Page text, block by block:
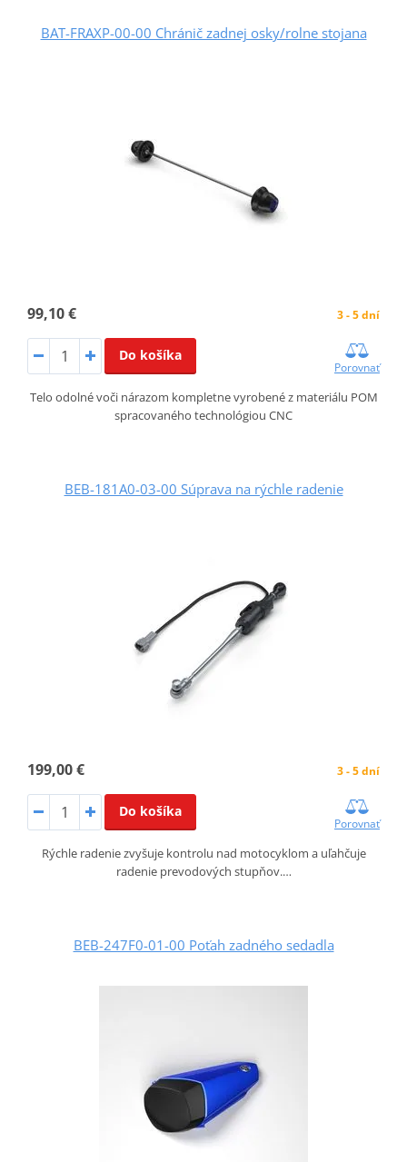
BAT-FRAXP-00-00 Chránič zadnej osky/rolne stojana
99,10 € 3 - 5 dní
Do košíka
Porovnať
Telo odolné voči nárazom kompletne vyrobené z materiálu POM
spracovaného technológiou CNC
BEB-181A0-03-00 Súprava na rýchle radenie
199,00 € 3 - 5 dní
Do košíka
Porovnať
Rýchle radenie zvyšuje kontrolu nad motocyklom a uľahčuje
radenie prevodových stupňov.…
BEB-247F0-01-00 Poťah zadného sedadla